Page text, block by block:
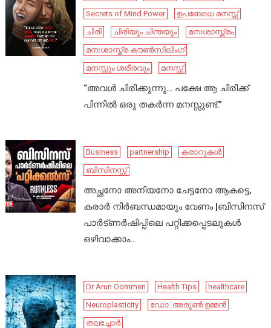
Secrets of Mind Power
ഉപബോധ മനസ്സ്
ചിരി
ചിരിയും ചിന്തയും
മനഃശാസ്ത്രം
മനഃശാസ്ത്ര കൗൺസിലിംഗ്
മനസ്സും ശരീരവും
മനസ്സ്
“അവൾ ചിരിക്കുന്നു… പക്ഷേ ആ ചിരിക്ക്
പിന്നിൽ ഒരു തകർന്ന മനസ്സുണ്ട്.”
Business partnership
കരാറുകൾ
ബിസിനസ്സ്
അച്ഛനോ അനിയനോ ചേട്ടനോ ആകട്ടെ,
കരാർ നിർബന്ധമായും വേണം |ബിസിനസ്
പാർട്ണർഷിപ്പിലെ പറ്റിക്കപ്പെടലുകൾ
ഒഴിവാക്കാം..
Dr Arun Oommen Health Tips
healthcare
Neuroplasticity
ഡോ .അരുൺ ഉമ്മൻ
തലച്ചോർ